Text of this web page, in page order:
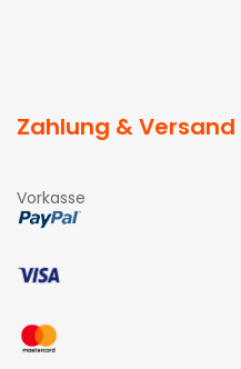
Zahlung & Versand
Vorkasse